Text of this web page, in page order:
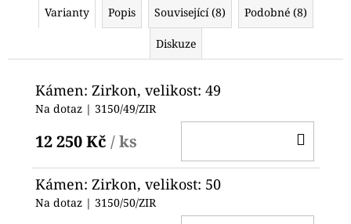
Varianty Popis Související (8) Podobné (8)
Diskuze
Kámen: Zirkon, velikost: 49
Na dotaz | 3150/49/ZIR
12 250 Kč / ks
Kámen: Zirkon, velikost: 50
Na dotaz | 3150/50/ZIR
HODINKY
ORIENT
2